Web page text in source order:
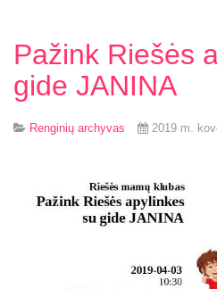
Pažink Riešės
gide JANINA
Renginių archyvas 2019 m.